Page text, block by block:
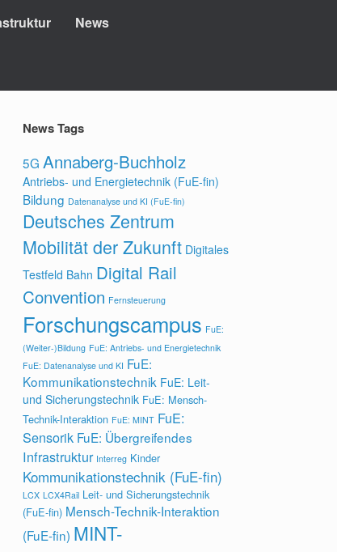
News
News Tags
5G Annaberg-Buchholz
Antriebs- und Energietechnik (FuE-fin)
Bildung Datenanalyse und KI (FuE-fin)
Deutsches Zentrum
Mobilität der Zukunft Digitales
Testfeld Bahn Digital Rail
Convention Fernsteuerung
Forschungscampus FuE:
(Weiter-)Bildung FuE: Antriebs- und Energietechnik
FuE: Datenanalyse und KI FuE:
Kommunikationstechnik FuE: Leit-
und Sicherungstechnik FuE: Mensch-
Technik-Interaktion FuE: MINT FuE:
Sensorik FuE: Übergreifendes
Infrastruktur Interreg Kinder
Kommunikationstechnik (FuE-fin)
LCX LCX4Rail Leit- und Sicherungstechnik
(FuE-fin) Mensch-Technik-Interaktion
(FuE-fin) MINT-